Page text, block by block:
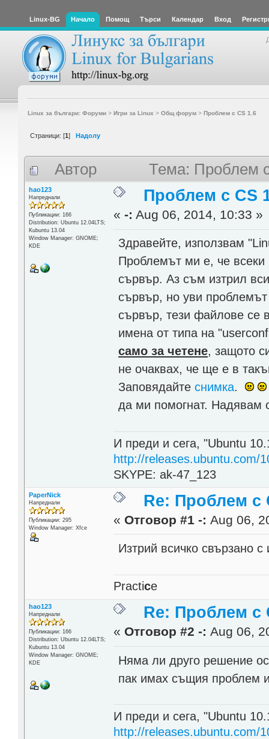
Linux-BG Начало Помощ Търси Календар Вход
Linux за българи: Форуми> Игри за Linux > Общ форум> Проблем с CS 1.6
Страници: [1] Надолу
Автор Тема: Проблем
hao123
Напреднали
Публикации: 166
Distribution: Ubuntu 12.04LTS;
Kubuntu 13.04
Window Manager: GNOME;
KDE
Проблем с CS
«-: Aug 06, 2014, 10:33 »
Здравейте, използвам
Проблемът ми е, че всеки
сървър. Аз съм изтрил
сървър, но уви
сървър, тези файлове се
имена от типа на
само за четене, защото
не очаквах, че ще е в
Заповядайтеснимка.
да ми помогнат. Надявам
И преди и сега, "Ubuntu
http://releases.ubuntu.com/
SKYPE: ak-47_123
PaperNick
Напреднали
Публикации: 295
Window Manager: Xfce
Re: Проблем с
« Отговор #1 -: Aug 06,
Изтрий всичко свързано
Practice
hao123
Напреднали
Публикации: 166
Distribution: Ubuntu 12.04LTS;
Kubuntu 13.04
Window Manager: GNOME;
KDE
Re: Проблем с
« Отговор #2 -: Aug 06,
Няма ли друго решение
пак имах същия проблем
И преди и сега, "Ubuntu
http://releases.ubuntu.com/